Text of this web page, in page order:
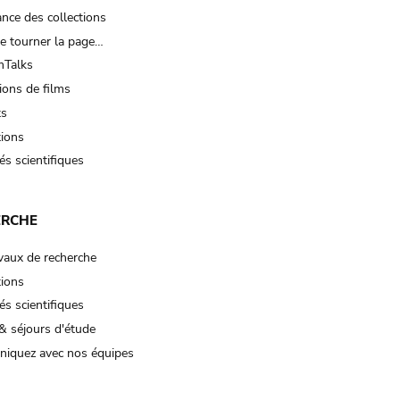
des collections
tourner la page…
de films
scientifiques
de recherche
scientifiques
séjours d'étude
avec nos équipes